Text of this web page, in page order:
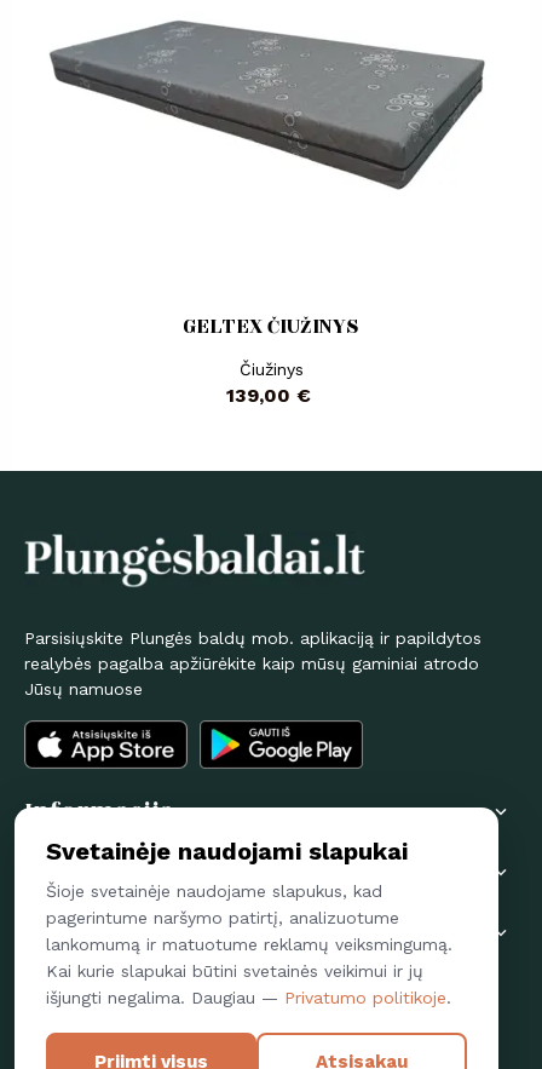
GELTEX ČIUŽINYS
Čiužinys
Kaina
139,00 €
Parsisiųskite Plungės baldų mob. aplikaciją ir papildytos
realybės pagalba apžiūrėkite kaip mūsų gaminiai atrodo
Jūsų namuose
Informacija 
Pirkėjams 
Susisiekime 
Sekite mus
FACEBOOK
Svetainėje naudojami slapukai
Šioje svetainėje naudojame slapukus, kad
pagerintume naršymo patirtį, analizuotume
lankomumą ir matuotume reklamų veiksmingumą.
Kai kurie slapukai būtini svetainės veikimui ir jų
išjungti negalima. Daugiau — Privatumo politikoje.
Priimti visus Atsisakau